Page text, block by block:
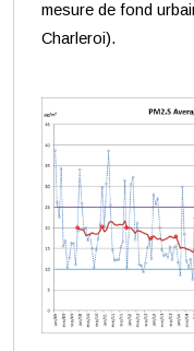
mesure de fond
Charleroi).